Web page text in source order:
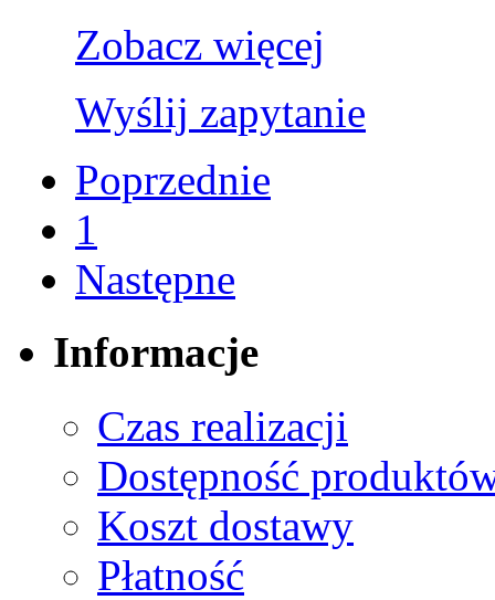
Zobacz więcej
Wyślij zapytanie
Poprzednie
1
Następne
Informacje
Czas realizacji
Dostępność
Koszt dostawy
Płatność